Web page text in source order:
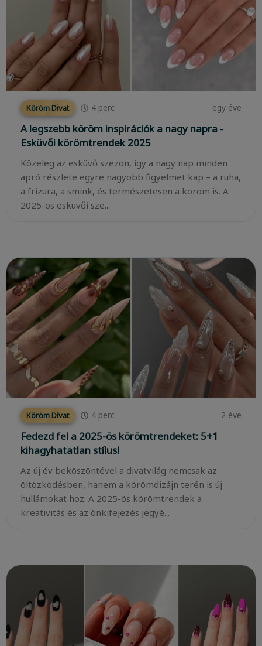
Köröm Divat 4 perc egy éve
A legszebb köröm inspirációk a nagy napra -
Esküvői körömtrendek 2025
Közeleg az esküvő szezon, így a nagy nap minden
apró részlete egyre nagyobb figyelmet kap – a ruha,
a frizura, a smink, és természetesen a köröm is. A
2025-ös esküvői sze...
Köröm Divat 4 perc 2 éve
Fedezd fel a 2025-ös körömtrendeket: 5+1
kihagyhatatlan stílus!
Az új év beköszöntével a divatvilág nemcsak az
öltözködésben, hanem a körömdizájn terén is új
hullámokat hoz. A 2025-ös körömtrendek a
kreativitás és az önkifejezés jegyé...